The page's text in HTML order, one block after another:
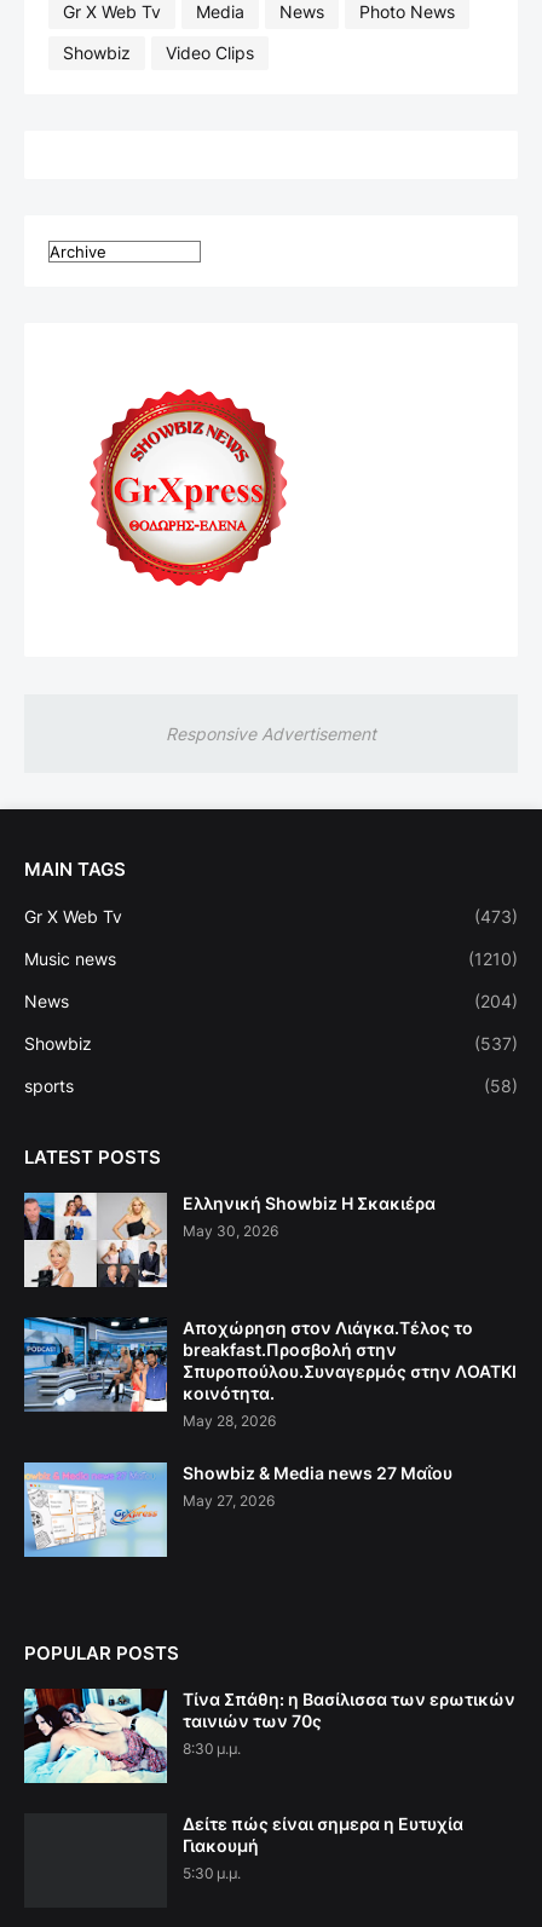
Gr X Web Tv Media News
Photo News
Showbiz
Video Clips
Responsive Advertisement
MAIN TAGS
Gr X Web Tv (473)
Music news (1210)
News (204)
Showbiz (537)
sports (58)
LATEST POSTS
Ελληνική Showbiz Η Σκακιέρα
May 30, 2026
Αποχώρηση στον Λιάγκα.Τέλος το
breakfast.Προσβολή στην
Σπυροπούλου.Συναγερμός στην ΛΟΑΤΚΙ
κοινότητα.
May 28, 2026
Showbiz & Media news 27 Μαΐου
May 27, 2026
POPULAR POSTS
Τίνα Σπάθη: η Βασίλισσα των ερωτικών
ταινιών των 70ς
8:30 μ.μ.
Δείτε πώς είναι σημερα η Ευτυχία
Γιακουμή
5:30 μ.μ.